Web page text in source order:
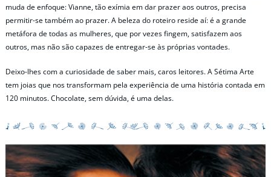
muda de enfoque: Vianne, tão exímia em dar prazer aos outros, precisa
permitir-se também ao prazer. A beleza do roteiro reside aí: é a grande
metáfora de todas as mulheres, que por vezes fingem, satisfazem aos
outros, mas não são capazes de entregar-se às próprias vontades.
Deixo-lhes com a curiosidade de saber mais, caros leitores. A Sétima Arte
tem joias que nos transformam pela experiência de uma história contada em
120 minutos. Chocolate, sem dúvida, é uma delas.